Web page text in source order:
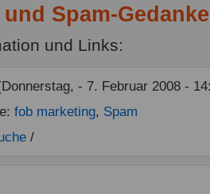
Spam-
und Links:
- 7. Februar 2008 -
fob marketing, Spam
/